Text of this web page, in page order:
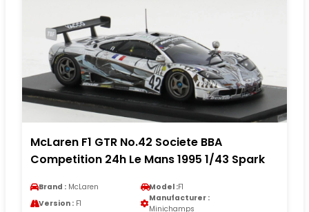
McLaren F1 GTR No.42 Societe BBA
Competition 24h Le Mans 1995 1/43 Spark
Brand : McLaren Model :F1
Version : F1
Manufacturer :
Minichamps